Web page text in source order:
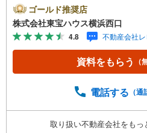
o！ 不動産キャンペーン対
約するとPayPayボーナス
産 物件ご成約キャンペーン
もらう」「見学予約をする
さい。※必ずYahoo！
※PayPayボーナスライト
ーーーーーーーーーーー
であり、実際の適用金利は
金利情勢により表記の返済
ゴールド推奨店
株式会社東宝ハウス横浜西口
4.8 不動産会社
資料をもらう （
電話する （
取り扱い不動産会社をもっ